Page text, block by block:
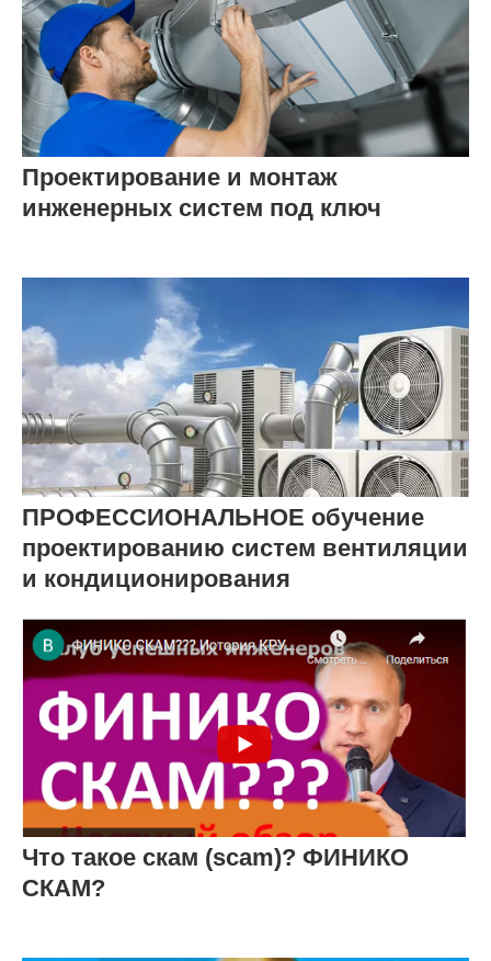
Проектирование и монтаж
инженерных систем под ключ
ПРОФЕССИОНАЛЬНОЕ обучение
проектированию систем вентиляции
и кондиционирования
Что такое скам (scam)? ФИНИКО
СКАМ?